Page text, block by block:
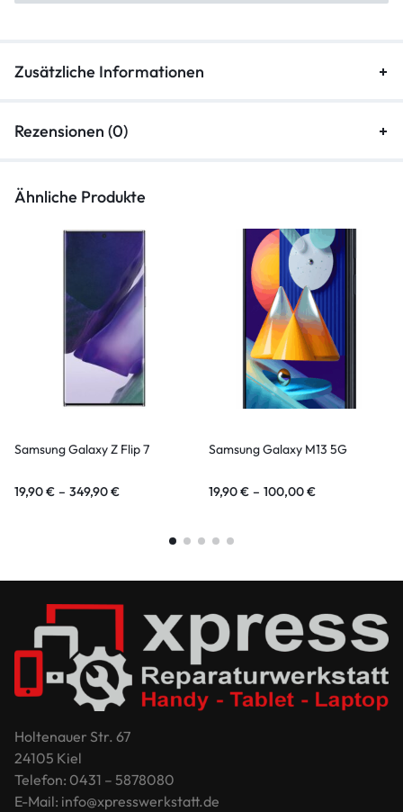
Zusätzliche Informationen
Rezensionen (0)
Ähnliche Produkte
Samsung Galaxy Z Flip 7
19,90€ – 349,90€
Samsung Galaxy M13 5G
19,90€ – 100,00€
Holtenauer Str. 67
24105 Kiel
Telefon: 0431 – 5878080
E-Mail: info@xpresswerkstatt.de